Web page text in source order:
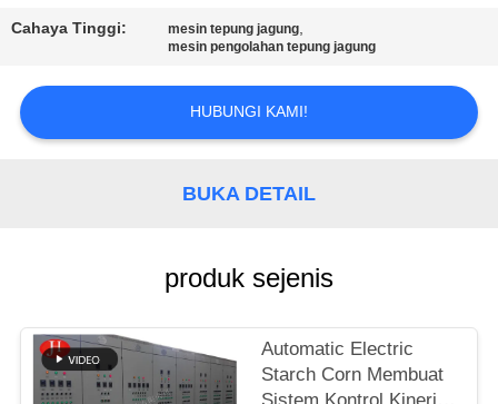
KAMI
PENAWARAN
SITEMAP
Cahaya Tinggi: mesin tepung jagung,
mesin pengolahan tepung jagung
HUBUNGI KAMI!
BUKA DETAIL
produk sejenis
Automatic Electric
Starch Corn Membuat